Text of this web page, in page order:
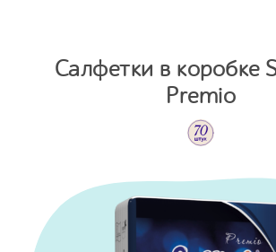
Салфетки в коробке
Premio